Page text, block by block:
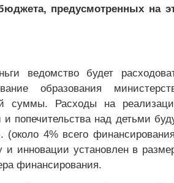
предусмотренных на
ведомство будет
образования
суммы. Расходы на
попечительства над детьми
4% всего
инновации установлен в
финансирования.